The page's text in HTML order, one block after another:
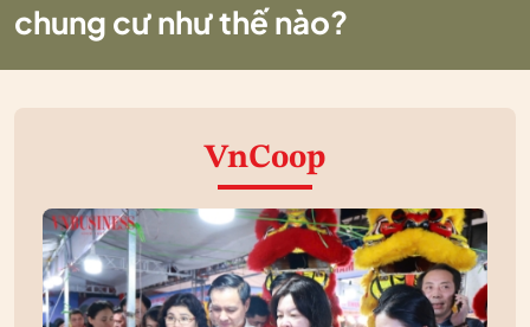
chung cư như thế nào?
VnCoop